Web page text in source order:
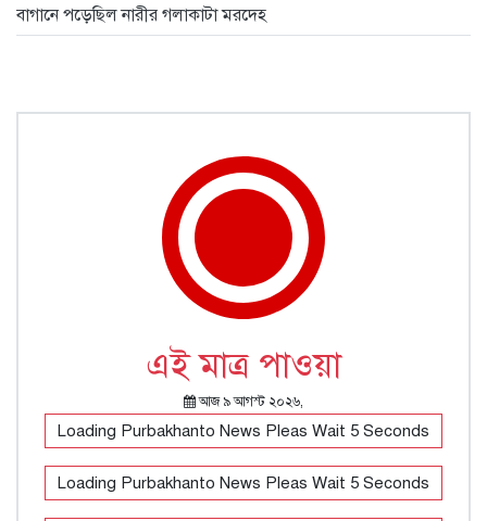
বাগানে পড়েছিল নারীর গলাকাটা মরদেহ
এই মাত্র পাওয়া
আজ ৯ আগস্ট ২০২৬,
Loading Purbakhanto News Pleas Wait 5 Seconds
Loading Purbakhanto News Pleas Wait 5 Seconds